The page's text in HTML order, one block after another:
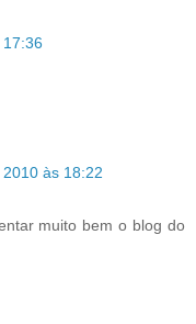
às 18:22
muito bem o blog do